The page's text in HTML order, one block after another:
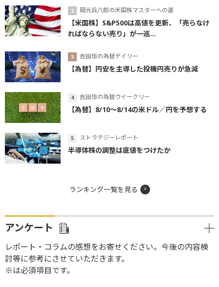
岡元兵八郎の米国株マスターへの道
【米国株】S&P500は高値を更新、「売らなけ
ればならない売り」が一巡...
吉田恒の為替デイリー
【為替】円安を主導した投機円売りが急減
吉田恒の為替ウイークリー
【為替】8/10～8/14の米ドル／円を予想する
ストラテジーレポート
半導体株の調整は底値をつけたか
ランキング一覧を見る
アンケート
レポート・コラムの感想をお寄せください。今後の内容検
討等に参考にさせていただきます。
※は必須項目です。